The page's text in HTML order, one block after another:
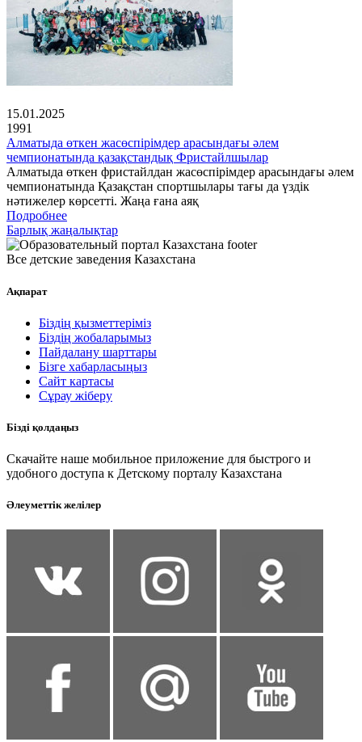
15.01.2025
1991
Алматыда өткен жасөспірімдер арасындағы әлем
чемпионатында қазақстандық Фристайлшылар
Алматыда өткен фристайлдан жасөспірімдер арасындағы әлем
чемпионатында Қазақстан спортшылары тағы да үздік
нәтижелер көрсетті. Жаңа ғана аяқ
Подробнее
Барлық жаңалықтар
Все детские заведения Казахстана
Ақпарат
Біздің қызметтеріміз
Біздің жобаларымыз
Пайдалану шарттары
Бізге хабарласыңыз
Сайт картасы
Сұрау жіберу
Бізді қолдаңыз
Скачайте наше мобильное приложение для быстрого и
удобного доступа к Детскому порталу Казахстана
Әлеуметтік желілер